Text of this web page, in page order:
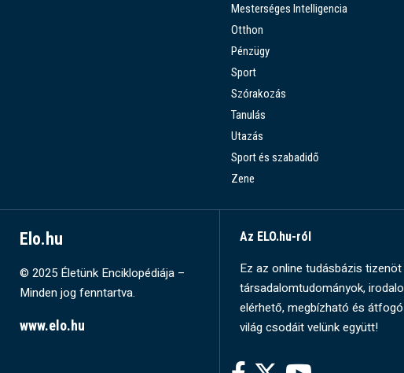
Mesterséges Intelligencia
Otthon
Pénzügy
Sport
Szórakozás
Tanulás
Utazás
Sport és szabadidő
Zene
Elo.hu
© 2025 Életünk Enciklopédiája –
Minden jog fenntartva.
www.elo.hu
Az ELO.hu-ról
Ez az online tudásbázis
társadalomtudományok,
elérhető, megbízható és
világ csodáit velünk együtt!